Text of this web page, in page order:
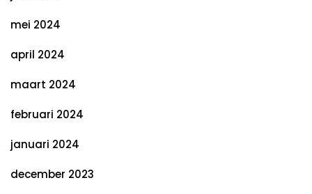
mei 2024
april 2024
maart 2024
februari 2024
januari 2024
december 2023